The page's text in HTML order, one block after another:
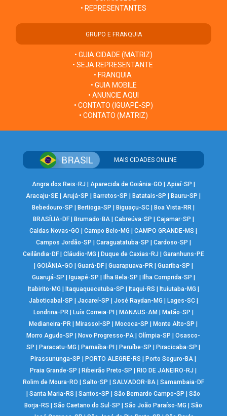
• REPRESENTANTES
GRUPO E FRANQUIA
• GUIA CIDADE (MATRIZ)
• SEJA REPRESENTANTE
• FRANQUIA
• GUIA MOBILE
• ANUNCIE AQUI
• CONTATO (IGUAPÉ-SP)
• CONTATO (MATRIZ)
MAIS CIDADES ONLINE
Angra dos Reis-RJ Aparecida de Goiânia-GO Apiaí-SP
Aracaju-SE |Arujá-SP Barretos-SP Batatais-SP Bauru-SP
Bebedouro-SP
Bertioga-SP Biguaçu-SC Boa Vista-RR
BRASÍLIA-DF| Brumado-BA| Cabreúva-SP Cajamar-SP
Caldas Novas-GO
|Campo Belo-MG |CAMPO GRANDE-MS
Campos Jordão-SP
Caraguatatuba-SP Cardoso-SP
Ceilândia-DF| Cláudio-MG Duque de Caxias-RJ
Garanhuns-PE
GOIÂNIA-GO Guará-DF| Guarapuava-PR| Guariba-SP
Guarujá-SP
Iguapé-SP Ilha Bela-SP Ilha Comprida-SP
Itabirito-MG
Itaquaquecetuba-SP Itaqui-RS Ituiutaba-MG
Jaboticabal-SP
Jacareí-SP José Raydan-MG Lages-SC|
Londrina-PR| Luís Correia-PI MANAUS-AM Matão-SP
Medianeira-PR
Mirassol-SP Mococa-SP Monte Alto-SP
Morro Agudo-SP
Novo Progresso-PA |Olímpia-SP |Osasco-
SP
Paracatu-MG Parnaíba-PI Peruíbe-SP Piracicaba-SP
Pirassununga-SP
PORTO ALEGRE-RS Porto Seguro-BA
Praia Grande-SP
Ribeirão Preto-SP RIO DE JANEIRO-RJ
Rolim de Moura-RO
Salto-SP SALVADOR-BA| Samambaia-DF
|Santa Maria-RS |Santos-SP |São Bernardo Campo-SP |São
Borja-RS
|São Caetano do Sul-SP |São João Paraíso-MG |São